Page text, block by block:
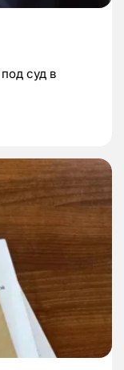
суд в